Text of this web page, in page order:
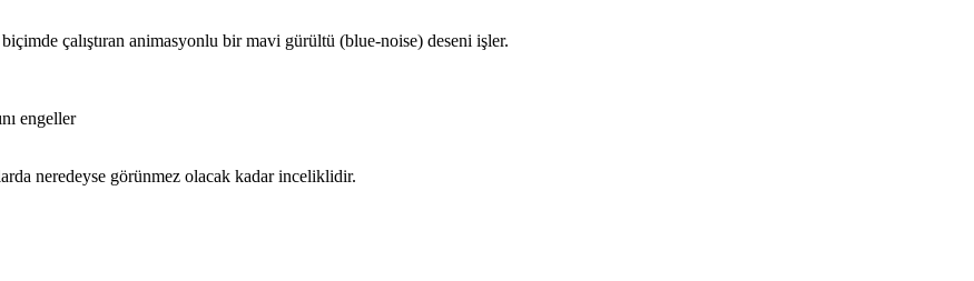
çalıştıran animasyonlu bir mavi gürültü (blue-noise) deseni işler.
engeller
neredeyse görünmez olacak kadar inceliklidir.